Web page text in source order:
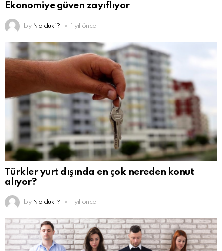
Ekonomiye güven zayıflıyor
by Nolduki ? 1 yıl önce
Türkler yurt dışında en çok nereden konut
alıyor?
by Nolduki ? 1 yıl önce